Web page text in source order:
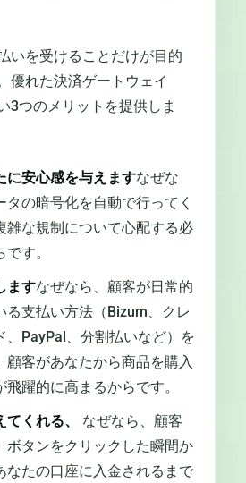
いを受けることだけが目的
優れた決済ゲートウェイ
3つのメリットを提供しま
に安心感を与えますなぜな
タの暗号化を自動で行ってく
雑な規制について心配する必
す。
ますなぜなら、顧客が日常的
る支払い方法（Bizum、クレ
、PayPal、分割払いなど）を
顧客があなたから商品を購入
躍的に高まるからです。
てくれる、 なぜなら、顧客
ボタンをクリックした瞬間か
なたの口座に入金されるまで